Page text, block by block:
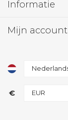
Informatie
Mijn account
€